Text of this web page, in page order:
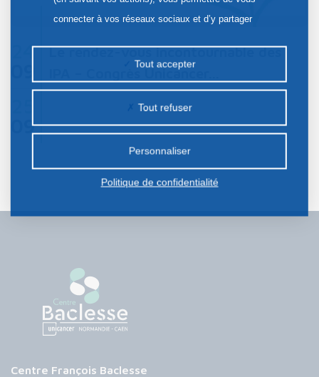
24
09
Le rendez-vous incontournable des
IPA – Congrès Unicancer…
Centre François Baclesse
connecter à vos réseaux sociaux et d’y partager
la publicité personnalisée sur notre site ou ceux de
nos partenaires. Certains traceurs non classés
préalable.
Tout accepter
Tout refuser
Personnaliser
Politique de confidentialité